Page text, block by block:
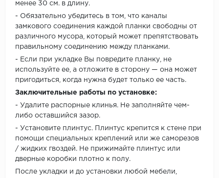
менее 30 см. в длину.
- Обязательно убедитесь в том, что каналы
замкового соединения каждой планки свободны от
различного мусора, который может препятствовать
правильному соединению между планками.
- Если при укладке Вы повредите планку, не
используйте ее, а отложите в сторону — она может
пригодиться, когда нужна будет только ее часть.
Заключительные работы по установке:
- Удалите распорные клинья. Не заполняйте чем-
либо оставшийся зазор.
- Установите плинтус. Плинтус крепится к стене при
помощи специальных креплений или же саморезов
/ жидких гвоздей. Не прижимайте плинтус или
дверные коробки плотно к полу.
После укладки и до установки любой мебели,